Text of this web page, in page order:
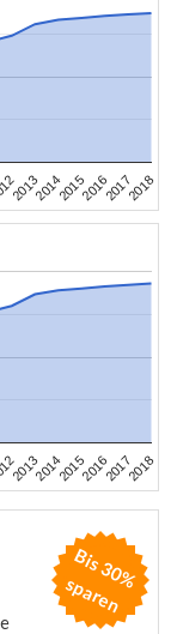
201320142015201620172018
201320142015201620172018
B
is
3
0
%
s
p
a
r
e
n